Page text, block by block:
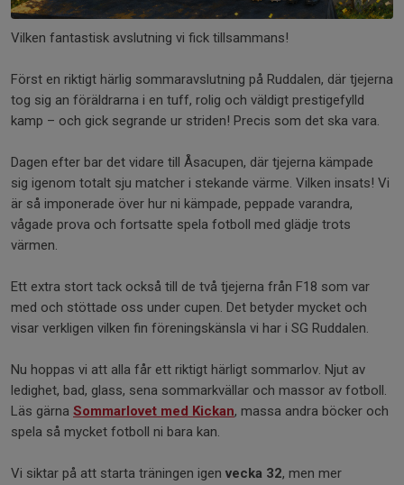
Vilken fantastisk avslutning vi fick tillsammans!
Först en riktigt härlig sommaravslutning på Ruddalen, där tjejerna
tog sig an föräldrarna i en tuff, rolig och väldigt prestigefylld
kamp – och gick segrande ur striden! Precis som det ska vara.
Dagen efter bar det vidare till Åsacupen, där tjejerna kämpade
sig igenom totalt sju matcher i stekande värme. Vilken insats! Vi
är så imponerade över hur ni kämpade, peppade varandra,
vågade prova och fortsatte spela fotboll med glädje trots
värmen.
Ett extra stort tack också till de två tjejerna från F18 som var
med och stöttade oss under cupen. Det betyder mycket och
visar verkligen vilken fin föreningskänsla vi har i SG Ruddalen.
Nu hoppas vi att alla får ett riktigt härligt sommarlov. Njut av
ledighet, bad, glass, sena sommarkvällar och massor av fotboll.
Läs gärna Sommarlovet med Kickan, massa andra böcker och
spela så mycket fotboll ni bara kan.
Vi siktar på att starta träningen igen vecka 32, men mer